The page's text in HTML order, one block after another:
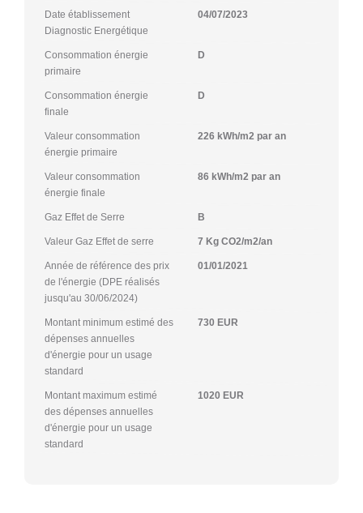
Date établissement
Diagnostic Energétique
04/07/2023
Consommation énergie
primaire
D
Consommation énergie
finale
D
Valeur consommation
énergie primaire
226 kWh/m2 par an
Valeur consommation
énergie finale
86 kWh/m2 par an
Gaz Effet de Serre B
Valeur Gaz Effet de serre 7 Kg CO2/m2/an
Année de référence des prix
de l'énergie (DPE réalisés
jusqu'au 30/06/2024)
01/01/2021
Montant minimum estimé des
dépenses annuelles
d'énergie pour un usage
standard
730 EUR
Montant maximum estimé
des dépenses annuelles
d'énergie pour un usage
standard
1020 EUR